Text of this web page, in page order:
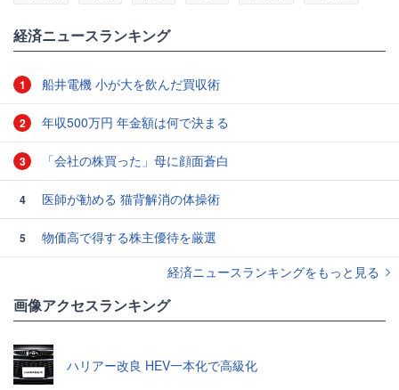
経済ニュースランキング
1 船井電機 小が大を飲んだ買収術
2 年収500万円 年金額は何で決まる
3 「会社の株買った」母に顔面蒼白
4 医師が勧める 猫背解消の体操術
5
物価高で得する株主優待を厳選
経済ニュースランキングをもっと見る
画像アクセスランキング
ハリアー改良 HEV一本化で高級化